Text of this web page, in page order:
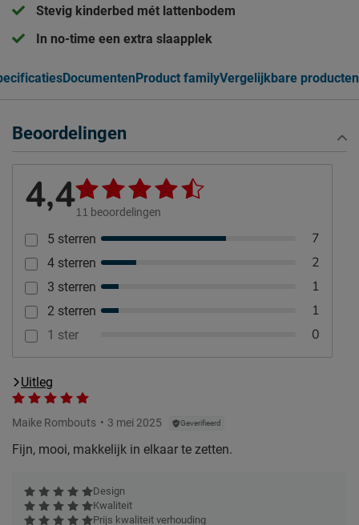
Stevig kinderbed mét lattenbodem
In no-time een extra slaapplek
DocumentenProduct familyVergelijkbare producten
Beoordelingen
4,411 beoordelingen
5 sterren 7
4 sterren 2
3 sterren 1
2 sterren 1
1 ster 0
Uitleg
Maike Rombouts 3 mei 2025 Geverifieerd
Fijn, mooi, makkelijk in elkaar te zetten.
Design
Kwaliteit
Prijs kwaliteit verhouding